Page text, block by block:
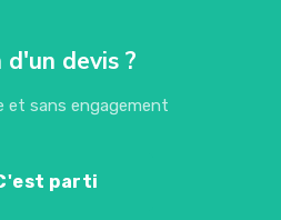
d'un devis ?
et sans engagement
parti